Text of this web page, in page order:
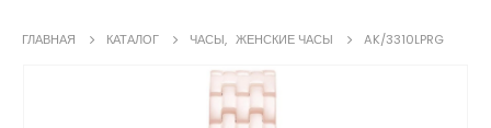
ГЛАВНАЯ КАТАЛОГ ЧАСЫ, ЖЕНСКИЕ ЧАСЫ AK/3310LPRG